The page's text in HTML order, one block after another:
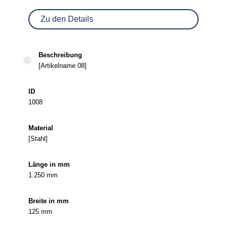
Zu den Details
[Artikelname 08]
1008
[Stahl]
1.250 mm
125 mm